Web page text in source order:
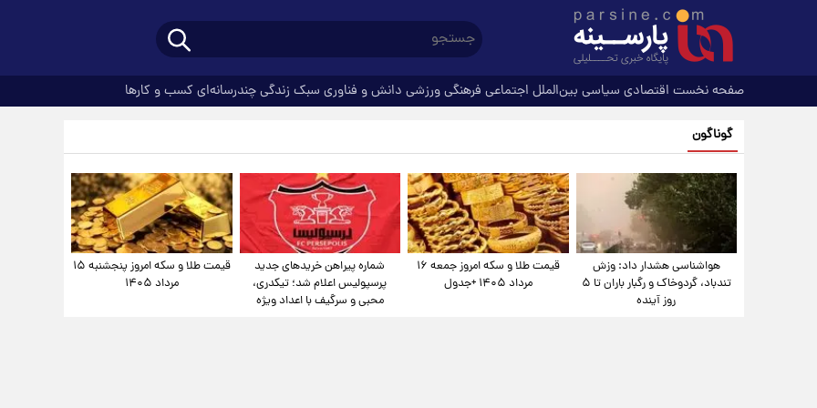
صفحه نخست اقتصادی سیاسی بین‌الملل اجتماعی فرهنگیورزشی دانش و فناوری سبک زندگیچندرسانه‌ای کسب و کارها
گوناگون
هواشناسی هشدار داد: وزش
تندباد، گردوخاک و رگبار باران تا ۵
روز آینده
قیمت طلا و سکه امروز جمعه ۱۶
مرداد ۱۴۰۵ +جدول
شماره پیراهن خریدهای جدید
پرسپولیس اعلام شد؛ تیکدری،
محبی و سرگیف با اعداد ویژه
قیمت طلا و سکه امروز پنجشنبه ۱۵
مرداد ۱۴۰۵